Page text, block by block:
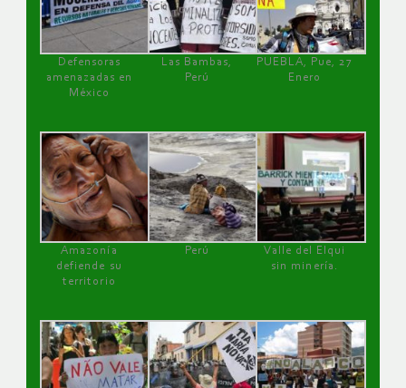
Defensoras
amenazadas en
México
Las Bambas,
Perú
PUEBLA, Pue, 27
Enero
Amazonía
defiende su
territorio
Perú
Valle del Elqui
sin minería.